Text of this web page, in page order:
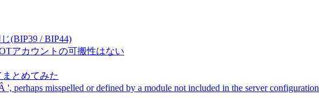
(BIP39 / BIP44)
アカウントの可搬性はない
まとめてみた
misspelled or defined by a module not included in the server configuration